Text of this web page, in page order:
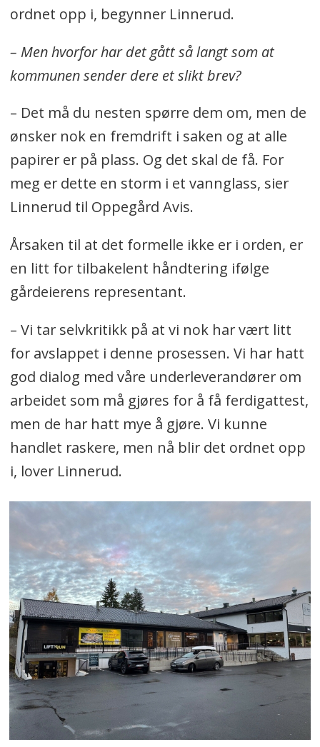
ordnet opp i, begynner Linnerud.
– Men hvorfor har det gått så langt som at
kommunen sender dere et slikt brev?
– Det må du nesten spørre dem om, men de
ønsker nok en fremdrift i saken og at alle
papirer er på plass. Og det skal de få. For
meg er dette en storm i et vannglass, sier
Linnerud til Oppegård Avis.
Årsaken til at det formelle ikke er i orden, er
en litt for tilbakelent håndtering ifølge
gårdeierens representant.
– Vi tar selvkritikk på at vi nok har vært litt
for avslappet i denne prosessen. Vi har hatt
god dialog med våre underleverandører om
arbeidet som må gjøres for å få ferdigattest,
men de har hatt mye å gjøre. Vi kunne
handlet raskere, men nå blir det ordnet opp
i, lover Linnerud.